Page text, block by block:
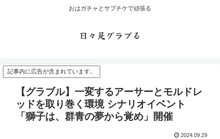
おはガチャとサプチケで頑張る
日々是グラブる
記事内に広告が含まれています。
【グラブル】一変するアーサーとモルドレ
ッドを取り巻く環境 シナリオイベント
「獅子は、群青の夢から覚め」開催
2024.09.29